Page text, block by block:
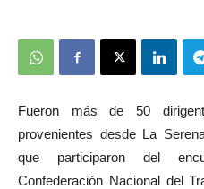
Fueron más de 50
provenientes desde La
que participaron del
Confederación Nacional del